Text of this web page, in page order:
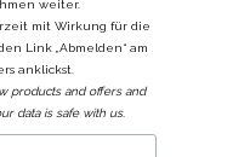
weiter.
mit Wirkung für die
Link „Abmelden“ am
anklickst.
products and offers and
data is safe with us.